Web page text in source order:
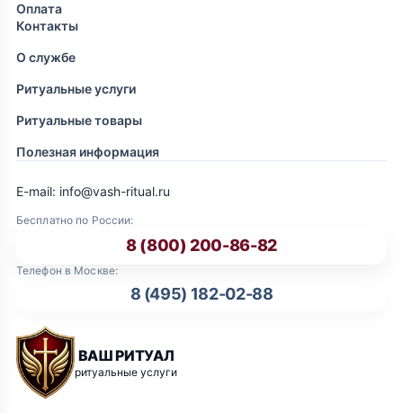
Оплата
Контакты
О службе
Ритуальные услуги
Ритуальные товары
Полезная информация
ВАШ РИТУАЛ
ритуальные услуги
Бесплатно по России:
8 (800) 200-86-82
Телефон в Москве:
8 (495) 182-02-88
E-mail: info@vash-ritual.ru